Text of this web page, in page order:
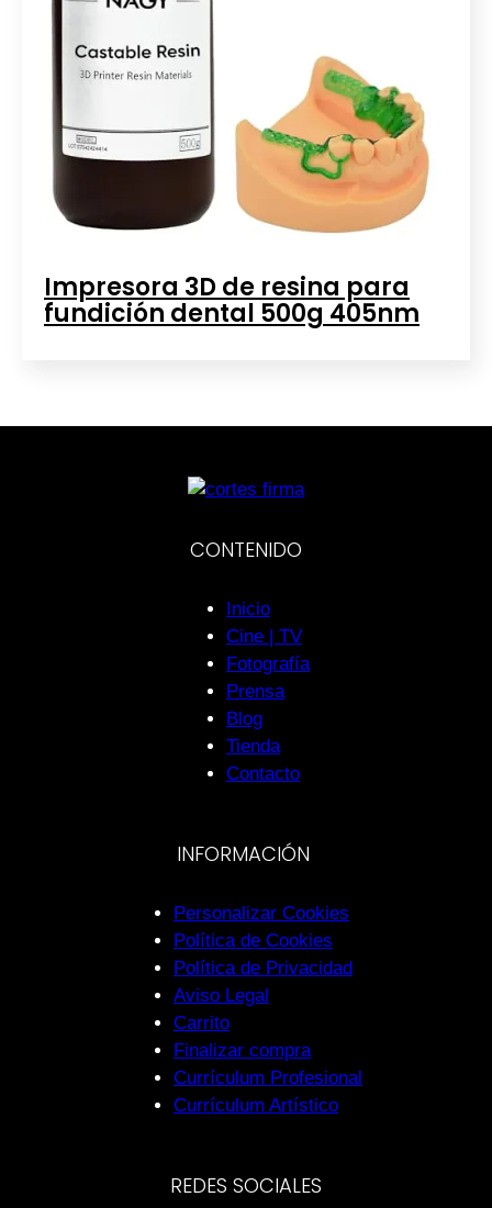
Impresora 3D de resina para
fundición dental 500g 405nm
CONTENIDO
Inicio
Cine | TV
Fotografía
Prensa
Blog
Tienda
Contacto
INFORMACIÓN
Personalizar Cookies
Política de Cookies
Política de Privacidad
Aviso Legal
Carrito
Finalizar compra
Currículum Profesional
Currículum Artístico
REDES SOCIALES